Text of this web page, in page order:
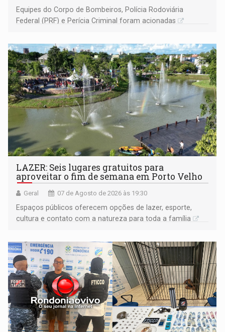
Equipes do Corpo de Bombeiros, Polícia Rodoviária
Federal (PRF) e Perícia Criminal foram acionadas
LAZER: Seis lugares gratuitos para
aproveitar o fim de semana em Porto Velho
Geral 07 de Agosto de 2026 às 19:30
Espaços públicos oferecem opções de lazer, esporte,
cultura e contato com a natureza para toda a família